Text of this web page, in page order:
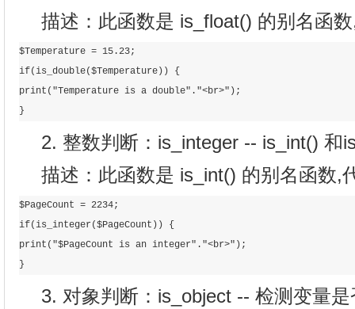
描述：此函数是 is_float() 的别名函
$Temperature = 15.23;
if(is_double($Temperature)) {
print("Temperature is a double"."<br>");
}
2. 整数判断：is_integer -- is_int() 和
描述：此函数是 is_int() 的别名函数,
$PageCount = 2234;
if(is_integer($PageCount)) {
print("$PageCount is an integer"."<br>");
}
3. 对象判断：is_object -- 检测变量